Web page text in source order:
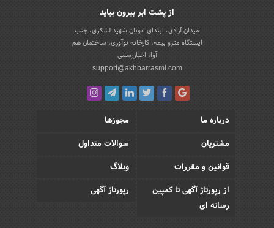
از پشت ابر بیرون بیاید
میدان آزادی، ابتدای اتوبان شهید لشکری، جنب
ایستگاه مترو بیمه، کارخانه نوآوری، ساختمان هم
آوا، اخباررسمی
support@akhbarrasmi.com
درباره ما
مجوزها
مشتریان
سوالات متداول
قوانین و مقررات
وبلاگ
از رپورتاژ آگهی تا کمپین
رسانه ای
رپورتاژ آگهی